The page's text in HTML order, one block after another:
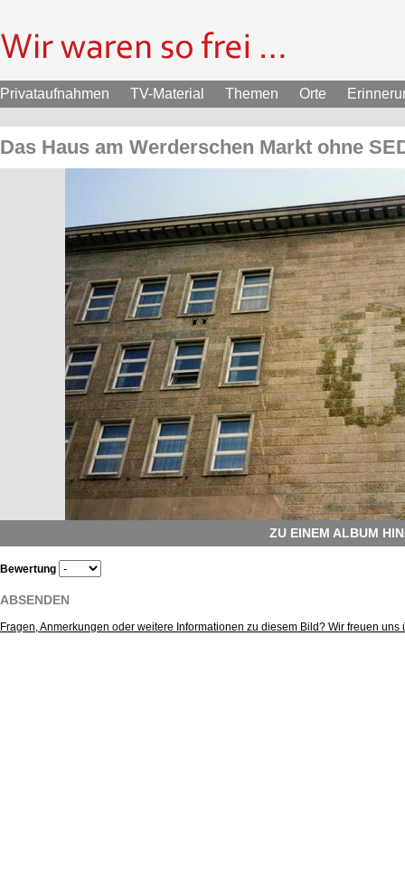
Privataufnahmen TV-Material Themen Orte
Das Haus am Werderschen Markt ohne
ZU EINEM ALBUM
Bewertung
ABSENDEN
Fragen, Anmerkungen oder weitere Informationen zu diesem Bild? Wir freuen uns